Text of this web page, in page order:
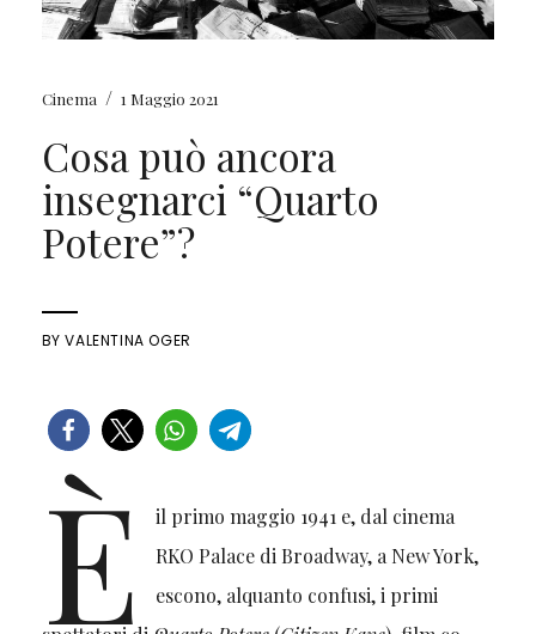
Cinema / 1 Maggio 2021
Cosa può ancora
insegnarci “Quarto
Potere”?
BYVALENTINA OGER
È
il primo maggio 1941 e, dal cinema
RKO Palace di Broadway, a New York,
escono, alquanto confusi, i primi